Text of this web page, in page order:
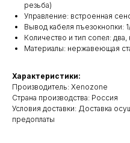
резьба)
Управление: встроенная
Вывод кабеля пъезокнопки:
Количество и тип сопел:
Материалы: нержавеющая
Характеристики:
Производитель: Xenozone
Cтрана производства: Россия
Условия доставки: Доставка
предоплаты